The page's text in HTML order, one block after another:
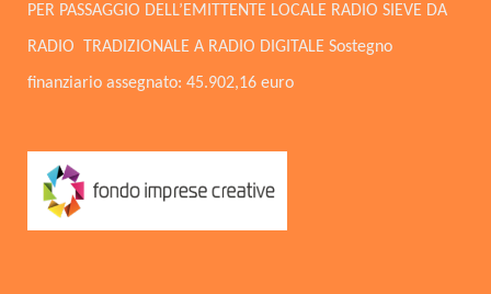
PER PASSAGGIO DELL’EMITTENTE LOCALE RADIO SIEVE DA
RADIO TRADIZIONALE A RADIO DIGITALE Sostegno
finanziario assegnato: 45.902,16 euro